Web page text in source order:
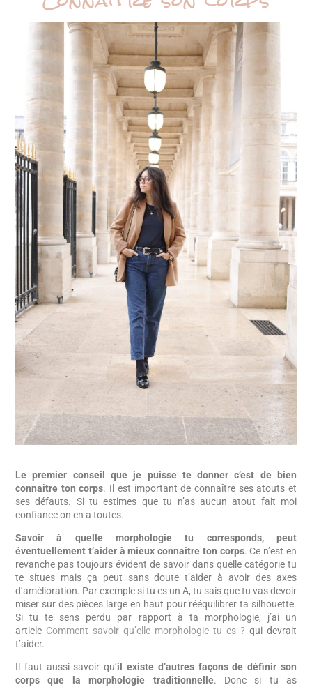
Le premier conseil que je puisse te donner c’est de bien
connaitre ton corps. Il est important de connaître ses atouts et
ses défauts. Si tu estimes que tu n’as aucun atout fait moi
confiance on en a toutes.
Savoir à quelle morphologie tu corresponds, peut
éventuellement t’aider à mieux connaitre ton corps. Ce n’est en
revanche pas toujours évident de savoir dans quelle catégorie tu
te situes mais ça peut sans doute t’aider à avoir des axes
d’amélioration. Par exemple si tu es un A, tu sais que tu vas devoir
miser sur des pièces large en haut pour rééquilibrer ta silhouette.
Si tu te sens perdu par rapport à ta morphologie, j’ai un
article Comment savoir qu’elle morphologie tu es ? qui devrait
t’aider.
Il faut aussi savoir qu’il existe d’autres façons de définir son
corps que la morphologie traditionnelle. Donc si tu as